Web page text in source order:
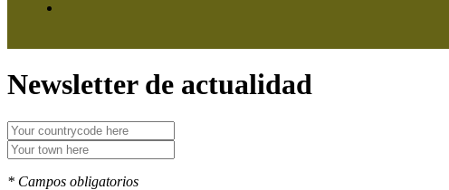
Newsletter de actualidad
* Campos obligatorios